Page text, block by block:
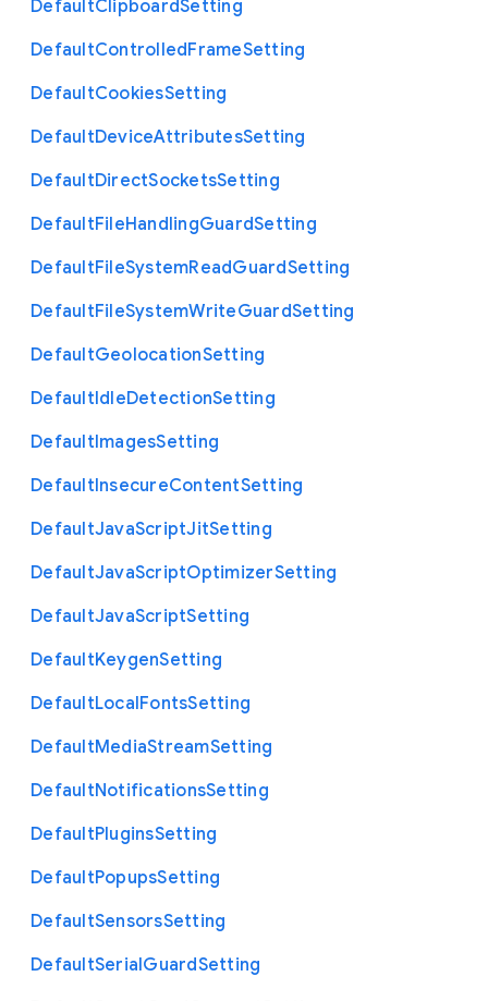
DefaultClipboardSetting
DefaultControlledFrameSetting
DefaultCookiesSetting
DefaultDeviceAttributesSetting
DefaultDirectSocketsSetting
DefaultFileHandlingGuardSetting
DefaultFileSystemReadGuardSetting
DefaultFileSystemWriteGuardSetting
DefaultGeolocationSetting
DefaultIdleDetectionSetting
DefaultImagesSetting
DefaultInsecureContentSetting
DefaultJavaScriptJitSetting
DefaultJavaScriptOptimizerSetting
DefaultJavaScriptSetting
DefaultKeygenSetting
DefaultLocalFontsSetting
DefaultMediaStreamSetting
DefaultNotificationsSetting
DefaultPluginsSetting
DefaultPopupsSetting
DefaultSensorsSetting
DefaultSerialGuardSetting